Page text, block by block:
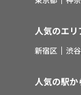
とが困難で
団体または
を遂行する
遂行に支障
人気のエ
新宿区 渋
人気の駅か